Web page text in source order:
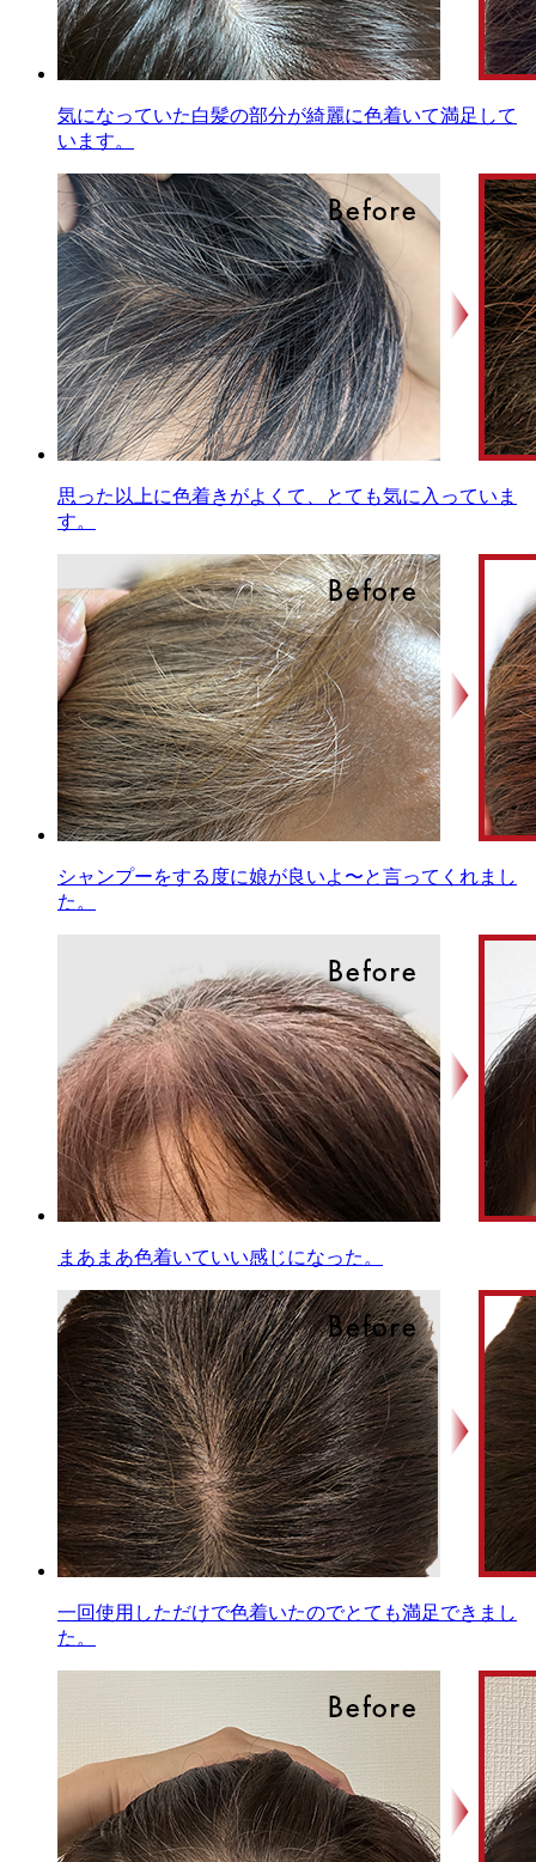
気になっていた白髪の部分が綺麗に色着いて満足して
います。
思った以上に色着きがよくて、とても気に入っていま
す。
シャンプーをする度に娘が良いよ〜と言ってくれまし
た。
まあまあ色着いていい感じになった。
一回使用しただけで色着いたのでとても満足できまし
た。